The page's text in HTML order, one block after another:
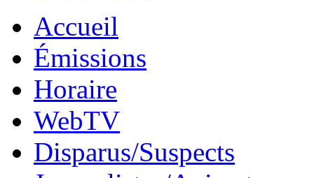
Accueil
Émissions
Horaire
WebTV
Disparus/Suspects